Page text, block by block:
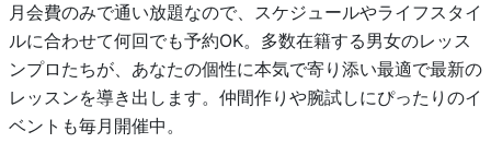
月会費のみで通い放題なので、スケジュールやライフスタイ
ルに合わせて何回でも予約OK。多数在籍する男女のレッス
ンプロたちが、あなたの個性に本気で寄り添い最適で最新の
レッスンを導き出します。仲間作りや腕試しにぴったりのイ
ベントも毎月開催中。